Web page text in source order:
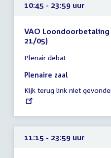
10:45 - 23:59 uur
VAO
21/05)
vergadering
10:45
23:59
uur
Plenair debat
Plenaire zaal
Kijk terug link niet
11:15 - 23:59 uur